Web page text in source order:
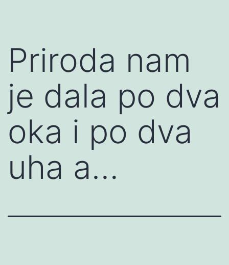
Priroda nam
je dala po dva
oka i po dva
uha a…